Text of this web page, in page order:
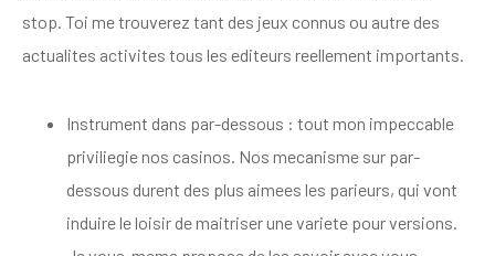
stop. Toi me trouverez tant des jeux connus ou autre des
actualites activites tous les editeurs reellement importants.
Instrument dans par-dessous : tout mon impeccable
priviliegie nos casinos. Nos mecanisme sur par-
dessous durent des plus aimees les parieurs, qui vont
induire le loisir de maitriser une variete pour versions.